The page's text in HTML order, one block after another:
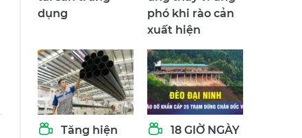
dụng
phó khi rào cản
xuất hiện
Tăng hiện
18 GIỜ NGÀY